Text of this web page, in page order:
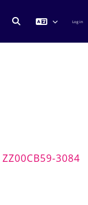
TOGGLE Log in
3084